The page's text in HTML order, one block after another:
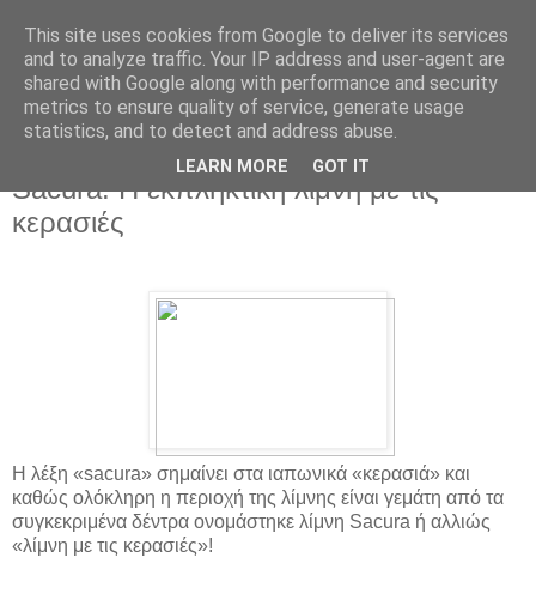
Sacura: Η εκπληκτική λίμνη με τις
κερασιές
Η λέξη «sacura» σημαίνει στα ιαπωνικά «κερασιά» και
καθώς ολόκληρη η περιοχή της λίμνης είναι γεμάτη από τα
συγκεκριμένα δέντρα ονομάστηκε λίμνη Sacura ή αλλιώς
«λίμνη με τις κερασιές»!
This site uses cookies from Google to deliver its services
and to analyze traffic. Your IP address and user-agent are
shared with Google along with performance and security
metrics to ensure quality of service, generate usage
statistics, and to detect and address abuse.
LEARN MORE GOT IT